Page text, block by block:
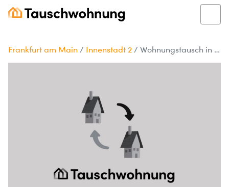
Frankfurt am Main / Innenstadt 2 / Wohnungstausch in Frankfurt am Main gesucht